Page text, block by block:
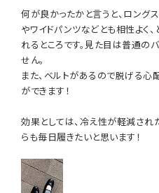
何が良かったかと言うと、ロング
やワイドパンツなどとも相性よく
れるところです。見た目は普通の
せん。
また、ベルトがあるので脱げる心
ができます！
効果としては、冷え性が軽減され
らも毎日履きたいと思います！